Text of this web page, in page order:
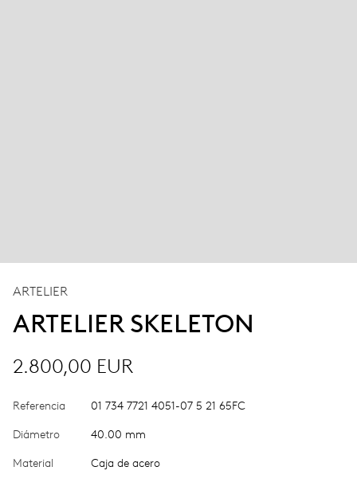
ARTELIER
ARTELIER SKELETON
2.800,00 EUR
Referencia 01 734 7721 4051-07 5 21 65FC
Diámetro 40.00 mm
Material Caja de acero